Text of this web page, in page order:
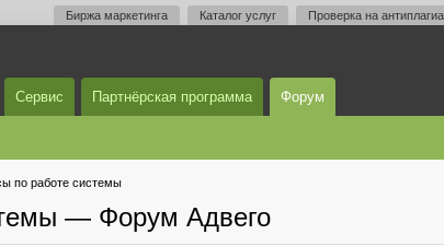
Биржа маркетинга Каталог услуг Проверка на
Сервис Партнёрская программа Форум
по работе системы
— Форум Адвего